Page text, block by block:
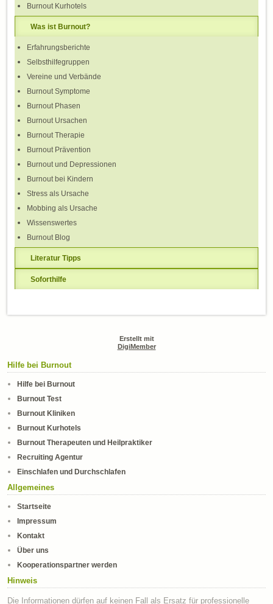
Burnout Kurhotels
Was ist Burnout?
Erfahrungsberichte
Selbsthilfegruppen
Vereine und Verbände
Burnout Symptome
Burnout Phasen
Burnout Ursachen
Burnout Therapie
Burnout Prävention
Burnout und Depressionen
Burnout bei Kindern
Stress als Ursache
Mobbing als Ursache
Wissenswertes
Burnout Blog
Literatur Tipps
Soforthilfe
Erstellt mit
DigiMember
Hilfe bei Burnout
Hilfe bei Burnout
Burnout Test
Burnout Kliniken
Burnout Kurhotels
Burnout Therapeuten und Heilpraktiker
Recruiting Agentur
Einschlafen und Durchschlafen
Allgemeines
Startseite
Impressum
Kontakt
Über uns
Kooperationspartner werden
Hinweis
Die Informationen dürfen auf keinen Fall als Ersatz für professionelle